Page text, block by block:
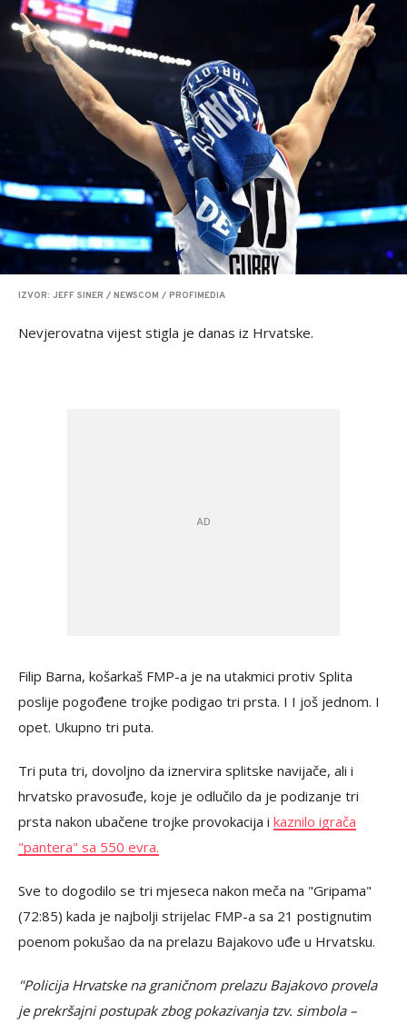
IZVOR: JEFF SINER / NEWSCOM / PROFIMEDIA
Nevjerovatna vijest stigla je danas iz Hrvatske.
Filip Barna, košarkaš FMP-a je na utakmici protiv Splita
poslije pogođene trojke podigao tri prsta. I I još jednom. I
opet. Ukupno tri puta.
Tri puta tri, dovoljno da iznervira splitske navijače, ali i
hrvatsko pravosuđe, koje je odlučilo da je podizanje tri
prsta nakon ubačene trojke provokacija i kaznilo igrača
"pantera" sa 550 evra.
Sve to dogodilo se tri mjeseca nakon meča na "Gripama"
(72:85) kada je najbolji strijelac FMP-a sa 21 postignutim
poenom pokušao da na prelazu Bajakovo uđe u Hrvatsku.
"Policija Hrvatske na graničnom prelazu Bajakovo provela
je prekršajni postupak zbog pokazivanja tzv. simbola –